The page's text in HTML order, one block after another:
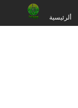
ألرئيسية